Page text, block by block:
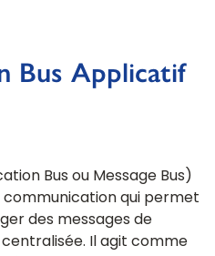
Bus Applicatif
Bus ou Message Bus)
qui permet
des messages de
Il agit comme